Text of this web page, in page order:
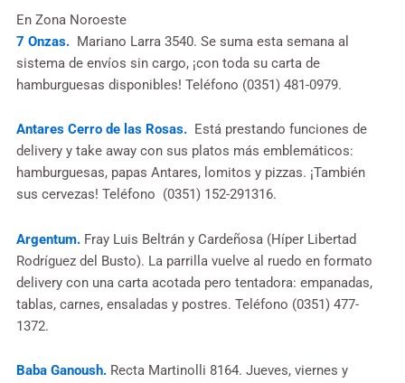
En Zona Noroeste
7 Onzas. Mariano Larra 3540. Se suma esta semana al
sistema de envíos sin cargo, ¡con toda su carta de
hamburguesas disponibles! Teléfono (0351) 481-0979.
Antares Cerro de las Rosas. Está prestando funciones de
delivery y take away con sus platos más emblemáticos:
hamburguesas, papas Antares, lomitos y pizzas. ¡También
sus cervezas! Teléfono (0351) 152-291316.
Argentum. Fray Luis Beltrán y Cardeñosa (Híper Libertad
Rodríguez del Busto). La parrilla vuelve al ruedo en formato
delivery con una carta acotada pero tentadora: empanadas,
tablas, carnes, ensaladas y postres. Teléfono (0351) 477-
1372.
Baba Ganoush. Recta Martinolli 8164. Jueves, viernes y